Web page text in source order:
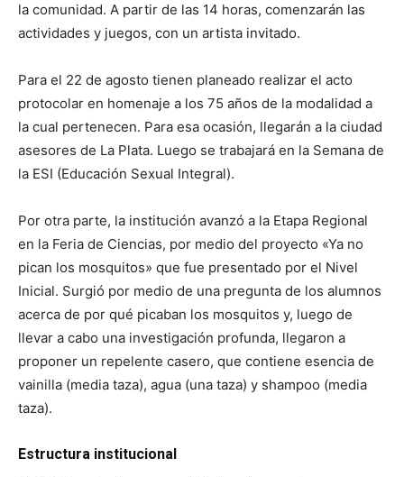
la comunidad. A partir de las 14 horas, comenzarán las
actividades y juegos, con un artista invitado.
Para el 22 de agosto tienen planeado realizar el acto
protocolar en homenaje a los 75 años de la modalidad a
la cual pertenecen. Para esa ocasión, llegarán a la ciudad
asesores de La Plata. Luego se trabajará en la Semana de
la ESI (Educación Sexual Integral).
Por otra parte, la institución avanzó a la Etapa Regional
en la Feria de Ciencias, por medio del proyecto «Ya no
pican los mosquitos» que fue presentado por el Nivel
Inicial. Surgió por medio de una pregunta de los alumnos
acerca de por qué picaban los mosquitos y, luego de
llevar a cabo una investigación profunda, llegaron a
proponer un repelente casero, que contiene esencia de
vainilla (media taza), agua (una taza) y shampoo (media
taza).
Estructura institucional